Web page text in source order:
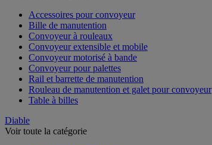
Accessoires pour convoyeur
Bille de manutention
Convoyeur à rouleaux
Convoyeur extensible et mobile
Convoyeur motorisé à bande
Convoyeur pour palettes
Rail et barrette de manutention
Rouleau de manutention et galet pour convoyeur
Table à billes
Diable
Voir toute la catégorie